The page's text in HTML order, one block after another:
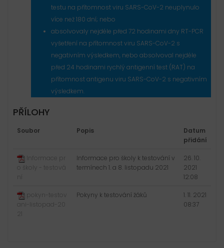
testu na přítomnost viru SARS-CoV-2 neuplynulo
více než 180 dní; nebo
absolvovaly nejdéle před 72 hodinami dny RT-PCR
vyšetření na přítomnost viru SARS-CoV-2 s
negativním výsledkem, nebo absolvoval nejdéle
před 24 hodinami rychlý antigenní test (RAT) na
přítomnost antigenu viru SARS-CoV-2 s negativním
výsledkem.
PŘÍLOHY
Soubor Popis
Datum
přidání
Informace pr
o školy - testová
ní
Informace pro školy k testování v
termínech 1. a 8. listopadu 2021
26. 10.
2021
12:08
pokyn-testov
ani-listopad-20
21
Pokyny k testování žáků
1. 11. 2021
08:37